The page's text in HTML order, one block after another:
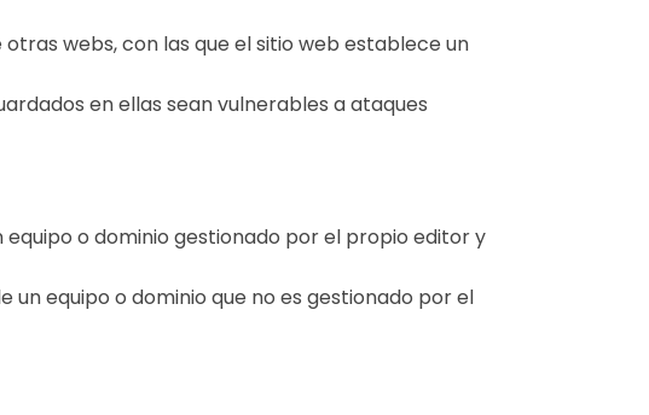
webs, con las que el sitio web establece un
en ellas sean vulnerables a ataques
equipo o dominio gestionado por el propio editor y
un equipo o dominio que no es gestionado por el